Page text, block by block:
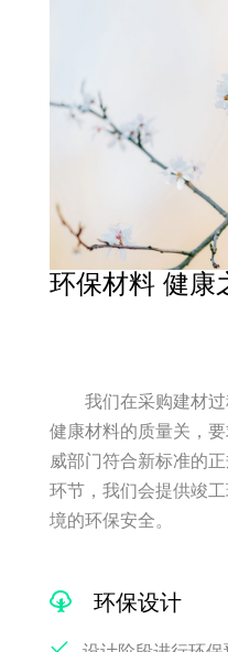
环保材料 健康
我们在采购建材过
健康材料的质量关，
威部门符合新标准的
环节，我们会提供竣
境的环保安全。
环保设计